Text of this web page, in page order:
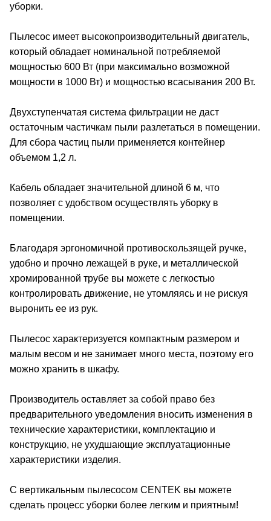
уборки.
Пылесос имеет высокопроизводительный двигатель,
который обладает номинальной потребляемой
мощностью 600 Вт (при максимально возможной
мощности в 1000 Вт) и мощностью всасывания 200 Вт.
Двухступенчатая система фильтрации не даст
остаточным частичкам пыли разлетаться в помещении.
Для сбора частиц пыли применяется контейнер
объемом 1,2 л.
Кабель обладает значительной длиной 6 м, что
позволяет с удобством осуществлять уборку в
помещении.
Благодаря эргономичной противоскользящей ручке,
удобно и прочно лежащей в руке, и металлической
хромированной трубе вы можете с легкостью
контролировать движение, не утомляясь и не рискуя
выронить ее из рук.
Пылесос характеризуется компактным размером и
малым весом и не занимает много места, поэтому его
можно хранить в шкафу.
Производитель оставляет за собой право без
предварительного уведомления вносить изменения в
технические характеристики, комплектацию и
конструкцию, не ухудшающие эксплуатационные
характеристики изделия.
С вертикальным пылесосом CENTEK вы можете
сделать процесс уборки более легким и приятным!